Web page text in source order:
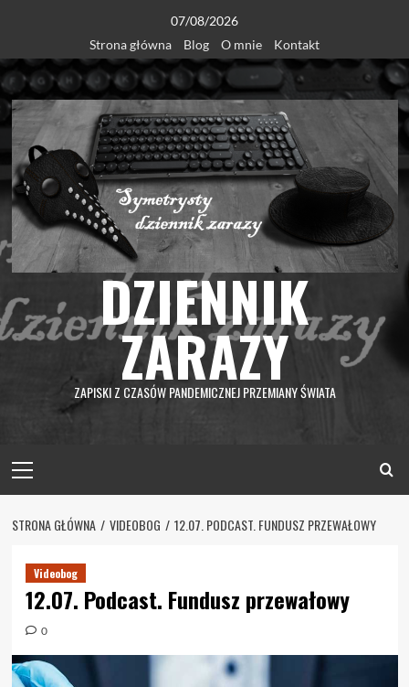
content
07/08/2026
Strona główna
Blog O mnie Kontakt
DZIENNIK
ZARAZY
ZAPISKI Z CZASÓW PANDEMICZNEJ PRZEMIANY ŚWIATA
Menu
STRONA GŁÓWNA VIDEOBOG 12.07. PODCAST. FUNDUSZ PRZEWAŁOWY
Videobog
12.07. Podcast. Fundusz przewałowy
0